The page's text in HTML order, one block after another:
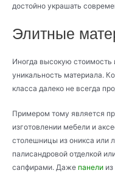
достойно украшать
Элитные
Иногда высокую стоимость
уникальность материала.
класса далеко не всегда
Примером тому является
изготовлении мебели и
столешницы из оникса или
палисандровой отделкой
сапфирами. Даже панели